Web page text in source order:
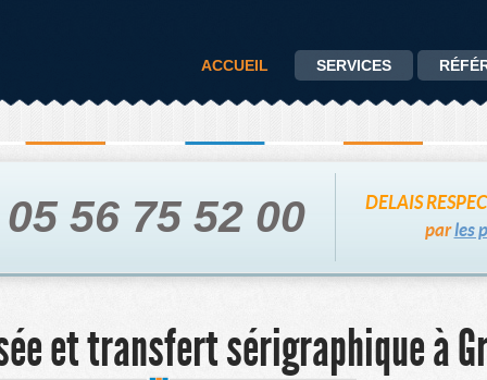
ACCUEIL SERVICES
05 56 75 52 00 DELAIS
parles
et transfert sérigraphique à